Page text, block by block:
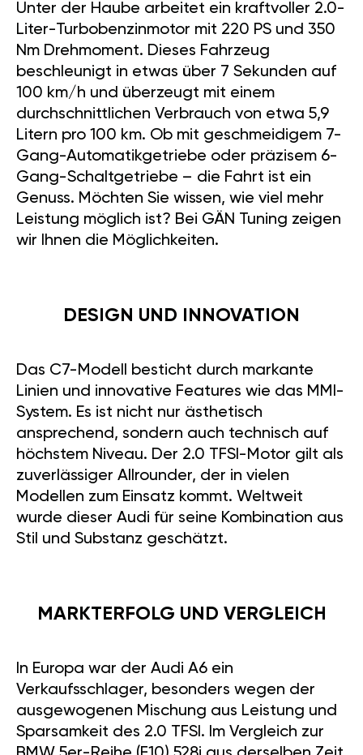
Unter der Haube arbeitet ein kraftvoller 2.0-
Liter-Turbobenzinmotor mit 220 PS und 350
Nm Drehmoment. Dieses Fahrzeug
beschleunigt in etwas über 7 Sekunden auf
100 km/h und überzeugt mit einem
durchschnittlichen Verbrauch von etwa 5,9
Litern pro 100 km. Ob mit geschmeidigem 7-
Gang-Automatikgetriebe oder präzisem 6-
Gang-Schaltgetriebe – die Fahrt ist ein
Genuss. Möchten Sie wissen, wie viel mehr
Leistung möglich ist? Bei GÄN Tuning zeigen
wir Ihnen die Möglichkeiten.
DESIGN UND INNOVATION
Das C7-Modell besticht durch markante
Linien und innovative Features wie das MMI-
System. Es ist nicht nur ästhetisch
ansprechend, sondern auch technisch auf
höchstem Niveau. Der 2.0 TFSI-Motor gilt als
zuverlässiger Allrounder, der in vielen
Modellen zum Einsatz kommt. Weltweit
wurde dieser Audi für seine Kombination aus
Stil und Substanz geschätzt.
MARKTERFOLG UND VERGLEICH
In Europa war der Audi A6 ein
Verkaufsschlager, besonders wegen der
ausgewogenen Mischung aus Leistung und
Sparsamkeit des 2.0 TFSI. Im Vergleich zur